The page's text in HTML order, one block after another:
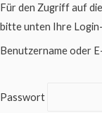
Für den Zugriff auf
bitte unten Ihre
Benutzername oder
Passwort